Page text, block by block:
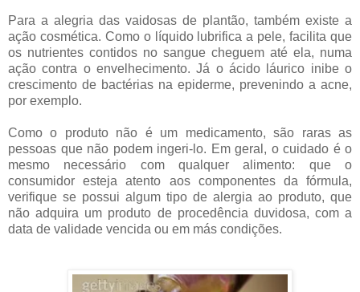
Para a alegria das vaidosas de plantão, também existe a
ação cosmética. Como o líquido lubrifica a pele, facilita que
os nutrientes contidos no sangue cheguem até ela, numa
ação contra o envelhecimento. Já o ácido láurico inibe o
crescimento de bactérias na epiderme, prevenindo a acne,
por exemplo.
Como o produto não é um medicamento, são raras as
pessoas que não podem ingeri-lo. Em geral, o cuidado é o
mesmo necessário com qualquer alimento: que o
consumidor esteja atento aos componentes da fórmula,
verifique se possui algum tipo de alergia ao produto, que
não adquira um produto de procedência duvidosa, com a
data de validade vencida ou em más condições.